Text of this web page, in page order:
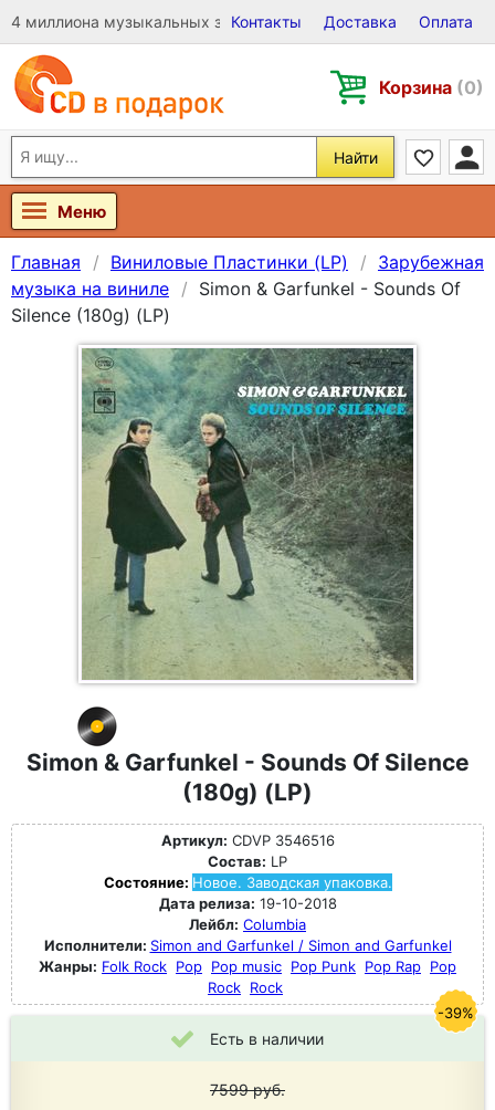
4 миллиона музыкальных записей на Виниле, CD и DVD
Контакты Доставка Оплата
Корзина (0)
Найти
Меню
Главная Виниловые Пластинки (LP)
Зарубежная
музыка на виниле
Simon & Garfunkel - Sounds Of
Silence (180g) (LP)
Simon & Garfunkel - Sounds Of Silence
(180g) (LP)
Артикул: CDVP 3546516
Состав: LP
Состояние: Новое. Заводская упаковка.
Дата релиза: 19-10-2018
Лейбл: Columbia
Исполнители: Simon and Garfunkel / Simon and Garfunkel
Жанры: Folk Rock Pop Pop music Pop Punk Pop Rap Pop
Rock Rock
Есть в наличии
7599руб.
-39%